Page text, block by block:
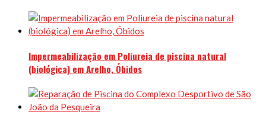
Impermeabilização em Poliureia de piscina natural
(biológica) em Arelho, Óbidos